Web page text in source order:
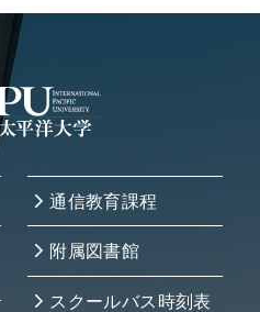
通信教育課程
附属図書館
スクールバス時刻表